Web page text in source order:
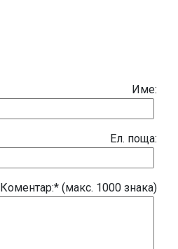
Име:
Eл. поща:
Коментар:* (макс. 1000 знака)